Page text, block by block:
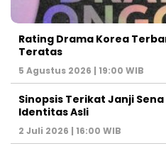
Rating Drama Korea
Teratas
5 Agustus 2026 | 19:00 WIB
Sinopsis Terikat Janji
Identitas Asli
2 Juli 2026 | 16:00 WIB